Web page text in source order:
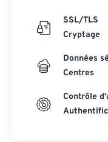
SSL/TLS
Cryptage
Données
Centres
Contrôle